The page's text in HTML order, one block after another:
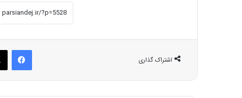
اشتراک گذاری
فیس بوک